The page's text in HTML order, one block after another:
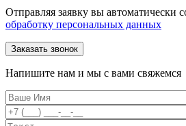
Отправляя заявку вы автоматически
обработку персональных данных
Напишите нам и мы с вами свяжемся